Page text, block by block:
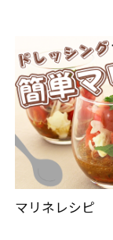
マリネレシピ